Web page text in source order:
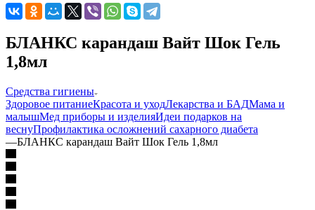
БЛАНКС карандаш Вайт Шок Гель
1,8мл
Средства гигиены
Здоровое питаниеКрасота и уходЛекарства и БАДМама и
малышМед приборы и изделияИдеи подарков на
веснуПрофилактика осложнений сахарного диабета
—БЛАНКС карандаш Вайт Шок Гель 1,8мл